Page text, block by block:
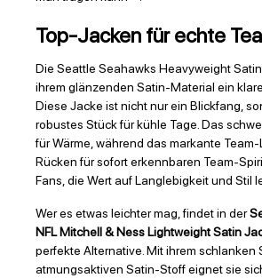
Top-Jacken für echte
Die Seattle Seahawks Heavyweight
ihrem glänzenden Satin-Material ein
Diese Jacke ist nicht nur ein Blickfang,
robustes Stück für kühle Tage. Das
für Wärme, während das markante
Rücken für sofort erkennbaren Team-
Fans, die Wert auf Langlebigkeit und Stil
Wer es etwas leichter mag, findet in der
NFL Mitchell & Ness Lightweight Satin
perfekte Alternative. Mit ihrem schlanken
atmungsaktiven Satin-Stoff eignet sie